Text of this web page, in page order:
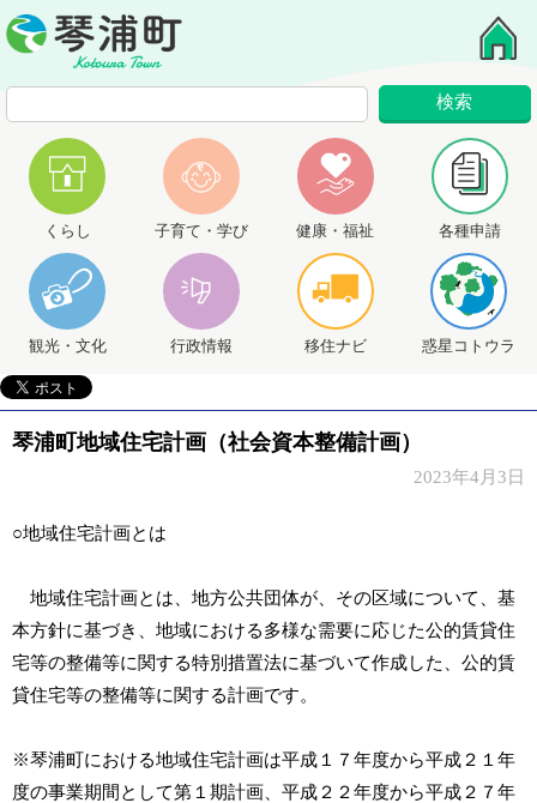
くらし 子育て・学び 健康・福祉 各種申請
観光・文化 行政情報 移住ナビ 惑星コトウラ
琴浦町地域住宅計画（社会資本整備計画）
2023年4月3日
○地域住宅計画とは
地域住宅計画とは、地方公共団体が、その区域について、基
本方針に基づき、地域における多様な需要に応じた公的賃貸住
宅等の整備等に関する特別措置法に基づいて作成した、公的賃
貸住宅等の整備等に関する計画です。
※琴浦町における地域住宅計画は平成１７年度から平成２１年
度の事業期間として第１期計画、平成２２年度から平成２７年